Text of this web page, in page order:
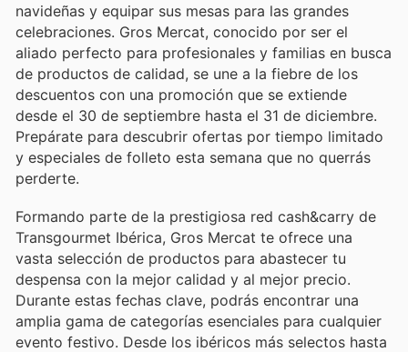
navideñas y equipar sus mesas para las grandes
celebraciones. Gros Mercat, conocido por ser el
aliado perfecto para profesionales y familias en busca
de productos de calidad, se une a la fiebre de los
descuentos con una promoción que se extiende
desde el 30 de septiembre hasta el 31 de diciembre.
Prepárate para descubrir ofertas por tiempo limitado
y especiales de folleto esta semana que no querrás
perderte.
Formando parte de la prestigiosa red cash&carry de
Transgourmet Ibérica, Gros Mercat te ofrece una
vasta selección de productos para abastecer tu
despensa con la mejor calidad y al mejor precio.
Durante estas fechas clave, podrás encontrar una
amplia gama de categorías esenciales para cualquier
evento festivo. Desde los ibéricos más selectos hasta